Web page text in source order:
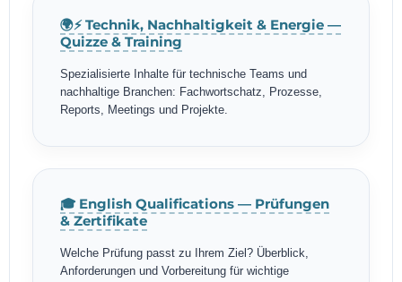
🌍⚡ Technik, Nachhaltigkeit & Energie —
Quizze & Training
Spezialisierte Inhalte für technische Teams und
nachhaltige Branchen: Fachwortschatz, Prozesse,
Reports, Meetings und Projekte.
🎓 English Qualifications — Prüfungen
& Zertifikate
Welche Prüfung passt zu Ihrem Ziel? Überblick,
Anforderungen und Vorbereitung für wichtige